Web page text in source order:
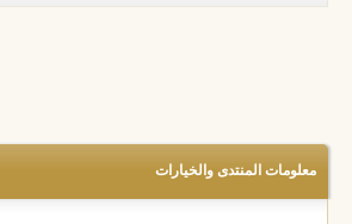
معلومات المنتدى والخيارات